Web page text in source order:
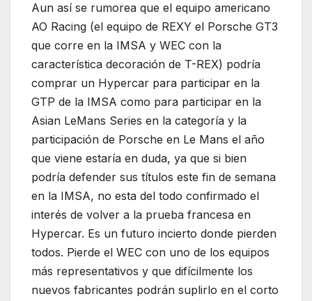
Aun así se rumorea que el equipo americano
AO Racing (el equipo de REXY el Porsche GT3
que corre en la IMSA y WEC con la
característica decoración de T-REX) podría
comprar un Hypercar para participar en la
GTP de la IMSA como para participar en la
Asian LeMans Series en la categoría y la
participación de Porsche en Le Mans el año
que viene estaría en duda, ya que si bien
podría defender sus títulos este fin de semana
en la IMSA, no esta del todo confirmado el
interés de volver a la prueba francesa en
Hypercar. Es un futuro incierto donde pierden
todos. Pierde el WEC con uno de los equipos
más representativos y que difícilmente los
nuevos fabricantes podrán suplirlo en el corto